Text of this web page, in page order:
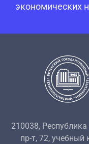
экономических
210038,
пр-т, 72,